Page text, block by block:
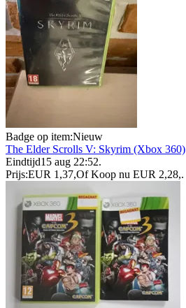
Badge op item:Nieuw
The Elder Scrolls V: Skyrim (Xbox 360)
Eindtijd15 aug 22:52.
Prijs:EUR 1,37,Of Koop nu EUR 2,28,.